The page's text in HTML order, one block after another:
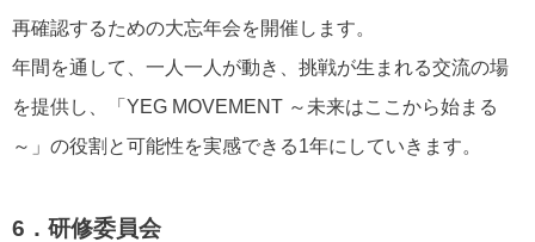
再確認するための大忘年会を開催します。
年間を通して、一人一人が動き、挑戦が生まれる交流の場
を提供し、「YEG MOVEMENT ～未来はここから始まる
～」の役割と可能性を実感できる1年にしていきます。
6．研修委員会